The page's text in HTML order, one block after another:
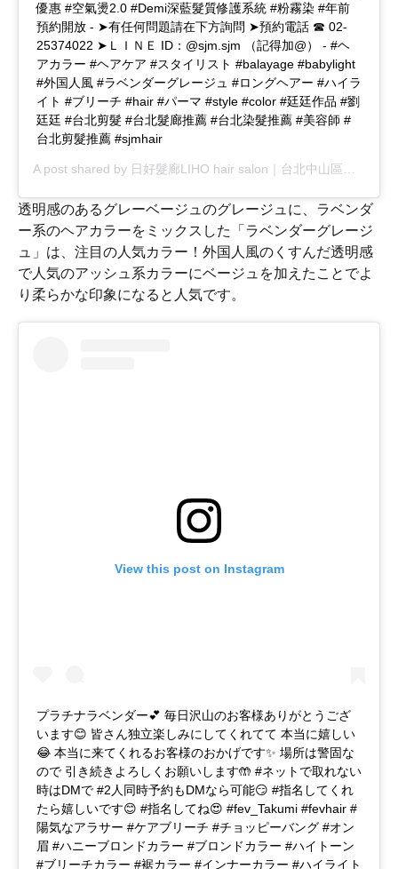
優惠 #空氣燙2.0 #Demi深藍髮質修護系統 #粉霧染 #年前
預約開放 - ➤有任何問題請在下方詢問 ➤預約電話 ☎ 02-
25374022 ➤ＬＩＮＥ ID：@sjm.sjm （記得加@） - #ヘ
アカラー #ヘアケア #スタイリスト #balayage #babylight
#外国人風 #ラベンダーグレージュ #ロングヘアー #ハイラ
イト #ブリーチ #hair #パーマ #style #color #廷廷作品 #劉
廷廷 #台北剪髮 #台北髮廊推薦 #台北染髮推薦 #美容師 #
台北剪髮推薦 #sjmhair
A post shared by 日好髮廊LIHO hair salon｜台北中山區染髮推薦
透明感のあるグレーベージュのグレージュに、ラベンダ
ー系のヘアカラーをミックスした「ラベンダーグレージ
ュ」は、注目の人気カラー！外国人風のくすんだ透明感
で人気のアッシュ系カラーにベージュを加えたことでよ
り柔らかな印象になると人気です。
View this post on Instagram
プラチナラベンダー💕 毎日沢山のお客様ありがとうござ
います😊 皆さん独立楽しみにしてくれてて 本当に嬉しい
😂 本当に来てくれるお客様のおかげです✨ 場所は警固な
ので 引き続きよろしくお願いします🤲 #ネットで取れない
時はDMで #2人同時予約もDMなら可能😏 #指名してくれ
たら嬉しいです😊 #指名してね😍 #fev_Takumi #fevhair #
陽気なアラサー #ケアブリーチ #チョッピーバング #オン
眉 #ハニーブロンドカラー #ブロンドカラー #ハイトーン
#ブリーチカラー #裾カラー #インナーカラー #ハイライト